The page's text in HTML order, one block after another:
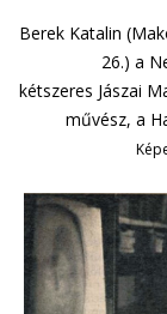
Berek Katalin
26.) a
kétszeres Jászai
művész, a